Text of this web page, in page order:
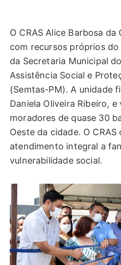
O CRAS Alice Barbosa
com recursos próprios
da Secretaria Municipal
Assistência Social e
(Semtas-PM). A unidade
Daniela Oliveira Ribeiro,
moradores de quase 30
Oeste da cidade. O
atendimento integral a
vulnerabilidade social.